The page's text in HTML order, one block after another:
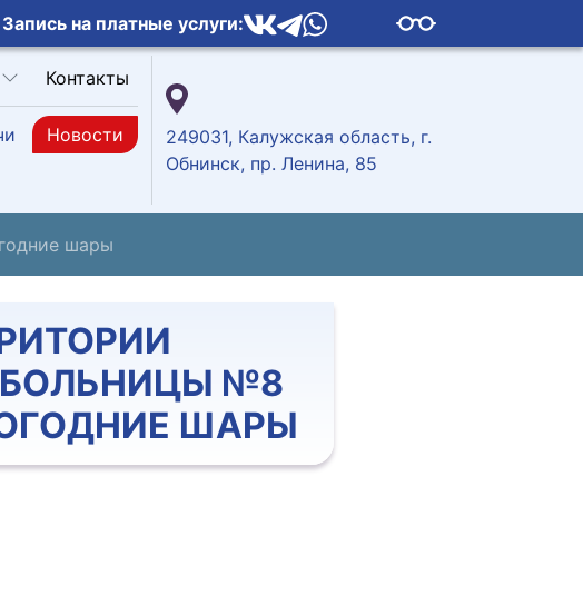
Запись на платные услуги:
Контакты
Новости
249031, Калужская область, г.
Обнинск, пр. Ленина, 85
шары
№8
ШАРЫ